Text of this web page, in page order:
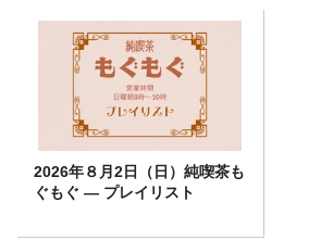
2026年８月2日（日）純喫茶も
ぐもぐ ― プレイリスト